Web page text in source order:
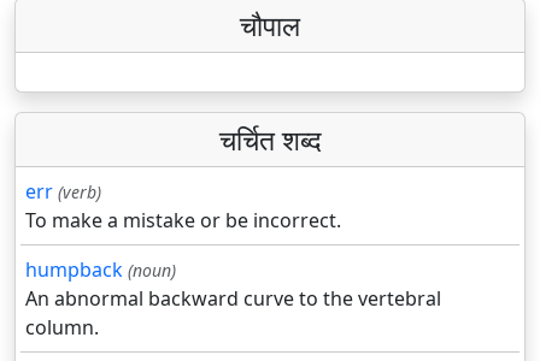
चौपाल
चर्चित शब्द
err (verb)
To make a mistake or be incorrect.
humpback (noun)
An abnormal backward curve to the vertebral
column.